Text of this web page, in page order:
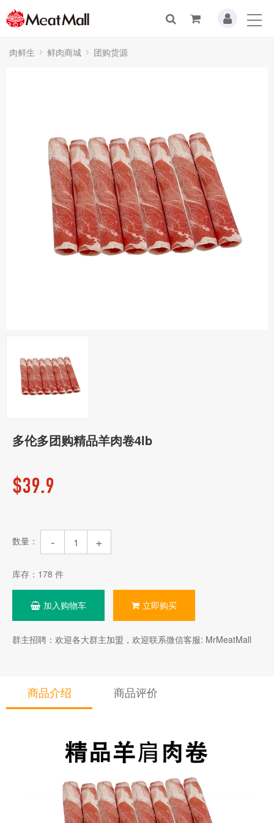
肉鲜生 鲜肉商城 团购货源
多伦多团购精品羊肉卷4lb
$39.9
数量： - +
库存： 178 件
加入购物车 立即购买
群主招聘：欢迎各大群主加盟，欢迎联系微信客服: MrMeatMall
商品介绍 商品评价